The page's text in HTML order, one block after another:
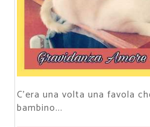
​​​​​​​C’era una volta una favola
bambino...